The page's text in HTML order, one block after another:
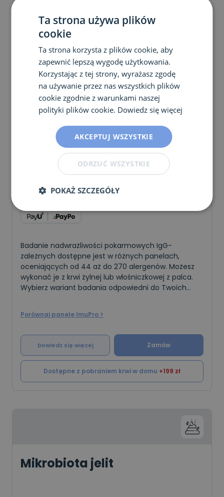
promieniowaniem. Pomimo, że słońce łagodzi
zmiany atopowe nie należy zapominać o
hipoalergicznych kremach z filtrem. W okresie
jesienno – zimowym można skorzystać z
fototerapii.
Nadwrażliwości pokarmowe
ImuPro
Cena
630
Badanie nadwrażliwości pokarmowych IgG-
zależnych dostępne jest w różnych panelach,
oceniających od 44 aż do 270 alergenów. Możesz
wykonać je z krwi żylnej lub włośniczkowej z palca.
Wybierz wariant badania odpowiedni do Twoich
Porównaj panele ImuPro >
Dowiedz się więcej Zamów
Dostępne z pobraniem krwi w domu +199 zł
Mikrobiota jelit
Ta strona używa plików
cookie
Ta strona korzysta z plików cookie, aby
zapewnić lepszą wygodę użytkowania.
Korzystając z tej strony, wyrażasz zgodę
na używanie przez nas wszystkich plików
cookie zgodnie z warunkami naszej
polityki plików cookie. Dowiedz się więcej
AKCEPTUJ WSZYSTKIE
ODRZUĆ WSZYSTKIE
POKAŻ SZCZEGÓŁY